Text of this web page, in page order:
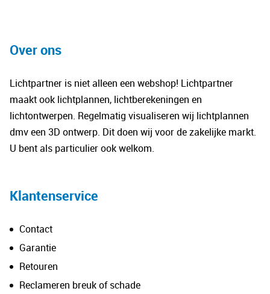
Over ons
Lichtpartner is niet alleen een webshop! Lichtpartner
maakt ook lichtplannen, lichtberekeningen en
lichtontwerpen. Regelmatig visualiseren wij lichtplannen
dmv een 3D ontwerp. Dit doen wij voor de zakelijke markt.
U bent als particulier ook welkom.
Klantenservice
Contact
Garantie
Retouren
Reclameren breuk of schade